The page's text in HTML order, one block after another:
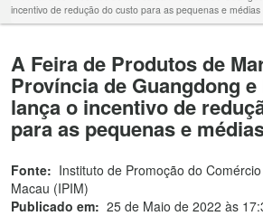
incentivo de redução do custo para as pequenas e
A Feira de Produtos de
Província de Guangdong e
lança o incentivo de
para as pequenas e
Fonte: Instituto de Promoção do
Macau (IPIM)
Publicado em: 25 de Maio de 2022 às